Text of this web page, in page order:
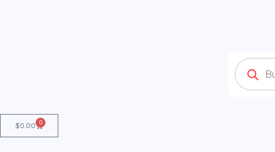
Products
search
$0.00 0
Cart